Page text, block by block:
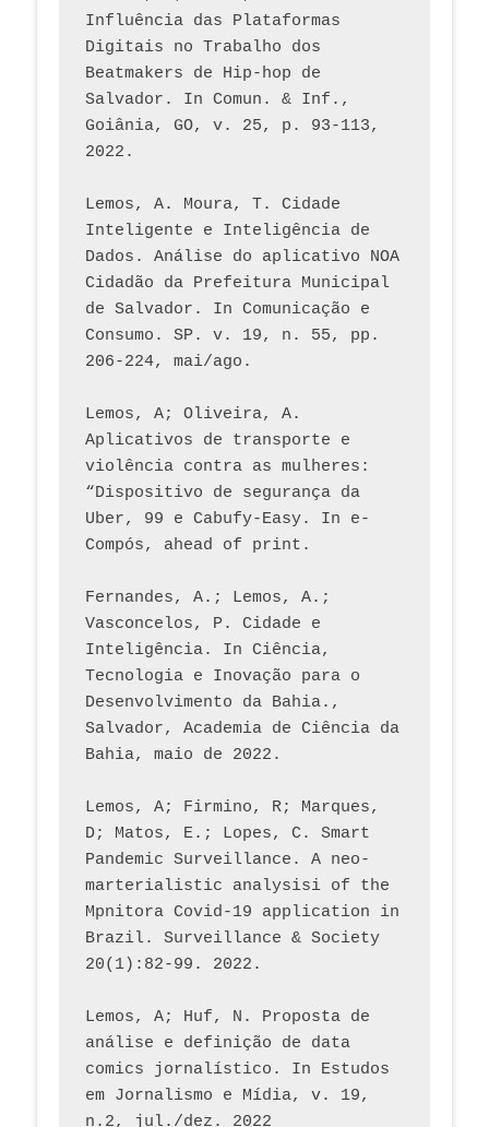
Influência das Plataformas
Digitais no Trabalho dos
Beatmakers de Hip-hop de
Salvador. In Comun. & Inf.,
Goiânia, GO, v. 25, p. 93-113,
2022.
Lemos, A. Moura, T. Cidade
Inteligente e Inteligência de
Dados. Análise do aplicativo NOA
Cidadão da Prefeitura Municipal
de Salvador. In Comunicação e
Consumo. SP. v. 19, n. 55, pp.
206-224, mai/ago.
Lemos, A; Oliveira, A.
Aplicativos de transporte e
violência contra as mulheres:
“Dispositivo de segurança da
Uber, 99 e Cabufy-Easy. In e-
Compós, ahead of print.
Fernandes, A.; Lemos, A.;
Vasconcelos, P. Cidade e
Inteligência. In Ciência,
Tecnologia e Inovação para o
Desenvolvimento da Bahia.,
Salvador, Academia de Ciência da
Bahia, maio de 2022.
Lemos, A; Firmino, R; Marques,
D; Matos, E.; Lopes, C. Smart
Pandemic Surveillance. A neo-
marterialistic analysisi of the
Mpnitora Covid-19 application in
Brazil. Surveillance & Society
20(1):82-99. 2022.
Lemos, A; Huf, N. Proposta de
análise e definição de data
comics jornalístico. In Estudos
em Jornalismo e Mídia, v. 19,
n.2, jul./dez. 2022